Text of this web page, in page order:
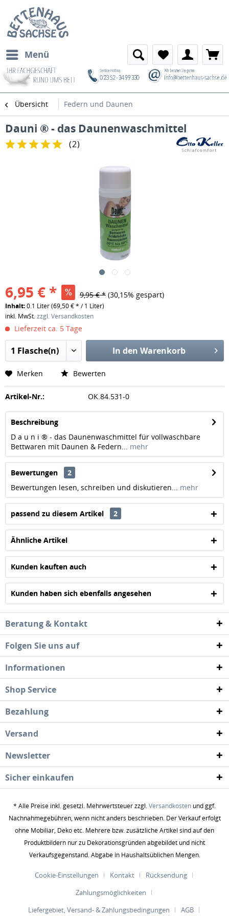
Menü
Übersicht Federn und Daunen
Dauni ® - das Daunenwaschmittel
(2)
6,95 € * 9,95 € * (30,15% gespart)
Inhalt:0.1 Liter (69,50 € * / 1 Liter)
inkl. MwSt.zzgl. Versandkosten
Lieferzeit ca. 5 Tage
In den Warenkorb
Merken Bewerten
Artikel-Nr.: OK.84.531-0
Beschreibung
D a u n i ® - das Daunenwaschmittel für vollwaschbare
Bettwaren mit Daunen & Federn... mehr
Bewertungen
2
Bewertungen lesen, schreiben und diskutieren... mehr
passend zu diesem Artikel 2
Ähnliche Artikel
Kunden kauften auch
Kunden haben sich ebenfalls angesehen
Beratung & Kontakt
Folgen Sie uns auf
Informationen
Shop Service
Bezahlung
Versand
Newsletter
Sicher einkaufen
* Alle Preise inkl. gesetzl. Mehrwertsteuer zzgl.Versandkosten und ggf.
Nachnahmegebühren, wenn nicht anders beschrieben. Der Verkauf erfolgt
ohne Mobiliar, Deko etc. Mehrere bzw. zusätzliche Artikel sind auf den
Produktbildern nur zu Dekorationsgründen abgebildet und nicht
Verkaufsgegenstand. Abgabe in Haushaltsüblichen Mengen.
Cookie-Einstellungen Kontakt
Rücksendung
Zahlungsmöglichkeiten
Liefergebiet, Versand- & Zahlungsbedingungen
AGB